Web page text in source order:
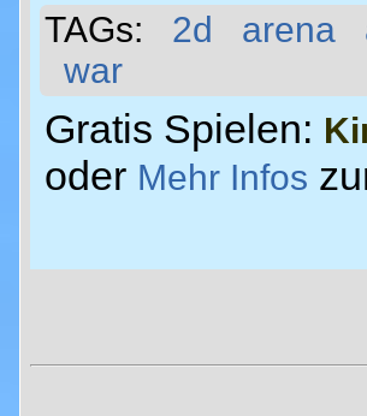
TAGs: 2d arena
war
Gratis Spielen:
oder Mehr Infos